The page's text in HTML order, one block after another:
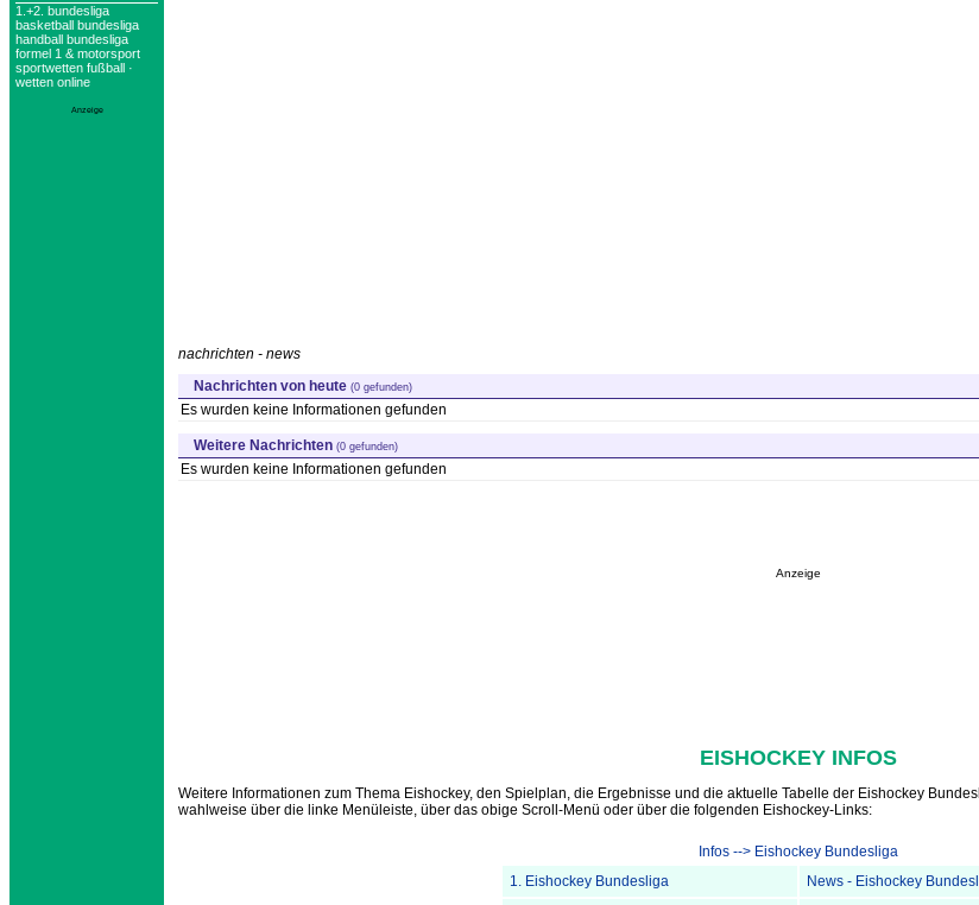
1.+2. bundesliga
basketball bundesliga
handball bundesliga
formel 1 & motorsport
sportwetten fußball ·
wetten online
Anzeige
nachrichten - news
Nachrichten von heute (0 gefunden)
Es wurden keine Informationen gefunden
Weitere Nachrichten (0 gefunden)
Es wurden keine Informationen gefunden
Anzeige
EISHOCKEY INFOS
Weitere Informationen zum Thema Eishockey, den Spielplan, die Ergebnisse und die aktuelle Tabelle der Eishockey
wahlweise über die linke Menüleiste, über das obige Scroll-Menü oder über die folgenden Eishockey-Links:
Infos --> Eishockey Bundesliga
1. Eishockey Bundesliga
News - Eishockey